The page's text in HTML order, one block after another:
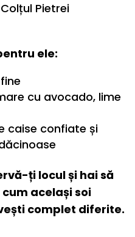
Pietrei
ele:
cu avocado, lime
caise confiate și
ți locul și hai să
același soi
complet diferite.